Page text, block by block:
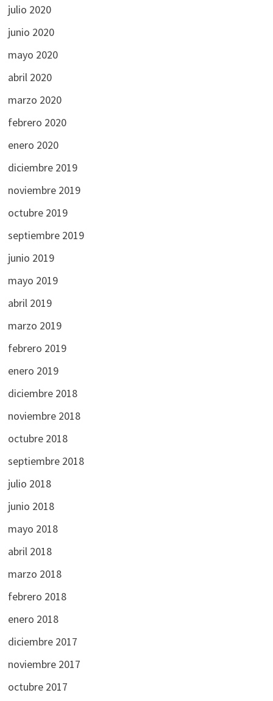
julio 2020
junio 2020
mayo 2020
abril 2020
marzo 2020
febrero 2020
enero 2020
diciembre 2019
noviembre 2019
octubre 2019
septiembre 2019
junio 2019
mayo 2019
abril 2019
marzo 2019
febrero 2019
enero 2019
diciembre 2018
noviembre 2018
octubre 2018
septiembre 2018
julio 2018
junio 2018
mayo 2018
abril 2018
marzo 2018
febrero 2018
enero 2018
diciembre 2017
noviembre 2017
octubre 2017